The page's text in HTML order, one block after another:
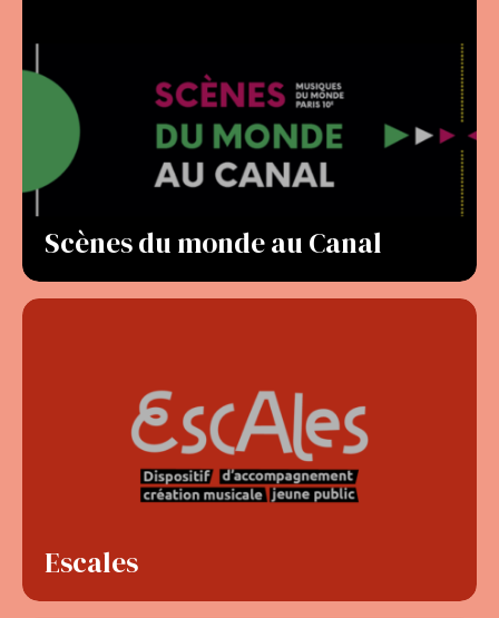
Scènes du monde au Canal
Escales